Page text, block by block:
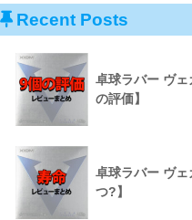
Recent Posts
卓球ラバー ヴ
の評価】
卓球ラバー ヴ
つ?】